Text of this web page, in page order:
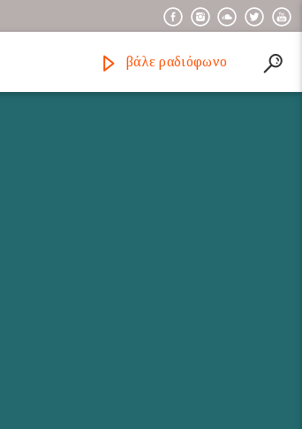
βάλε ραδιόφωνο